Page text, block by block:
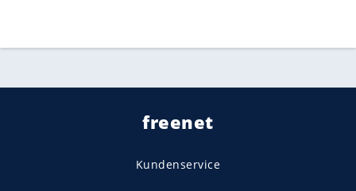
freenet
Kundenservice